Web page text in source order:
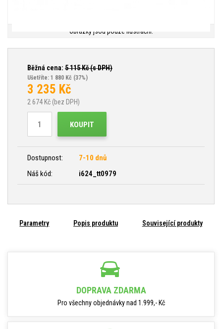
Obrázky jsou pouze ilustrační.
Běžná cena: 5 115Kč (s DPH)
Ušetříte: 1 880 Kč (37%)
3 235 Kč
2 674 Kč (bez DPH)
KOUPIT
Dostupnost:
7-10 dnů
Náš kód:
i624_tt0979
Parametry Popis produktu Související produkty
DOPRAVA ZDARMA
Pro všechny objednávky nad 1.999,- Kč